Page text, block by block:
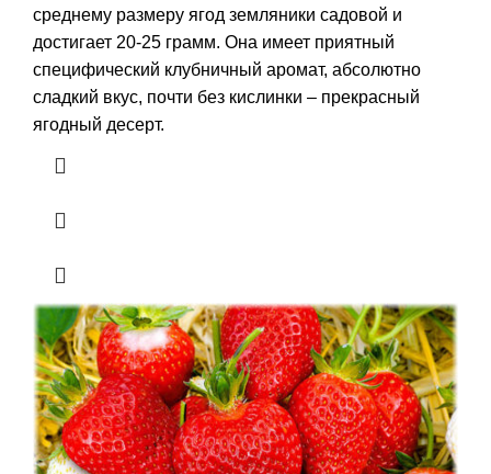
среднему размеру ягод земляники садовой и
достигает 20-25 грамм. Она имеет приятный
специфический клубничный аромат, абсолютно
сладкий вкус, почти без кислинки – прекрасный
ягодный десерт.